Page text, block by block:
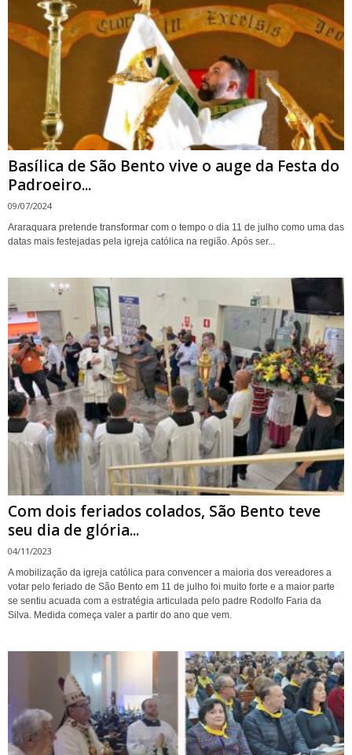
Basílica de São Bento vive o auge da Festa do
Padroeiro...
09/07/2024
Araraquara pretende transformar com o tempo o dia 11 de julho como uma das
datas mais festejadas pela igreja católica na região. Após ser...
Com dois feriados colados, São Bento teve
seu dia de glória...
04/11/2023
A mobilização da igreja católica para convencer a maioria dos vereadores a
votar pelo feriado de São Bento em 11 de julho foi muito forte e a maior parte
se sentiu acuada com a estratégia articulada pelo padre Rodolfo Faria da
Silva. Medida começa valer a partir do ano que vem.